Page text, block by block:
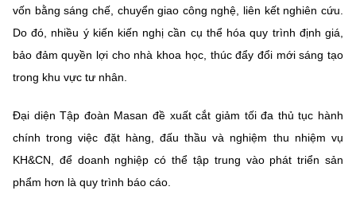
vốn bằng sáng chế, chuyển giao công nghệ, liên kết nghiên cứu.
Do đó, nhiều ý kiến kiến nghị cần cụ thể hóa quy trình định giá,
bảo đảm quyền lợi cho nhà khoa học, thúc đẩy đổi mới sáng tạo
trong khu vực tư nhân.
Đại diện Tập đoàn Masan đề xuất cắt giảm tối đa thủ tục hành
chính trong việc đặt hàng, đấu thầu và nghiệm thu nhiệm vụ
KH&CN, để doanh nghiệp có thể tập trung vào phát triển sản
phẩm hơn là quy trình báo cáo.